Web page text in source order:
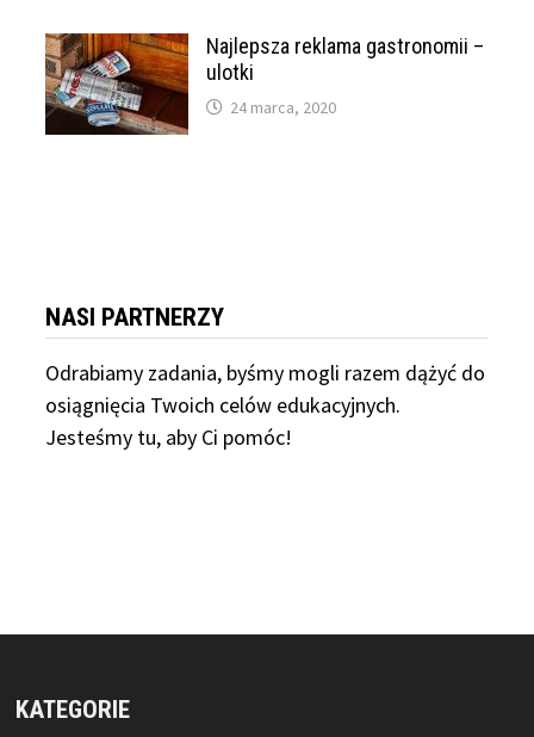
Najlepsza reklama gastronomii –
ulotki
24 marca, 2020
NASI PARTNERZY
Odrabiamy zadania, byśmy mogli razem dążyć do
osiągnięcia Twoich celów edukacyjnych.
Jesteśmy tu, aby Ci pomóc!
KATEGORIE